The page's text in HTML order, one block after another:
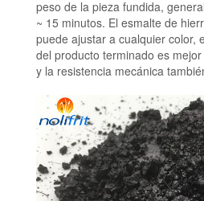
peso de la pieza fundida,
~ 15 minutos. El esmalte de
puede ajustar a cualquier color,
del producto terminado es
y la resistencia mecánica